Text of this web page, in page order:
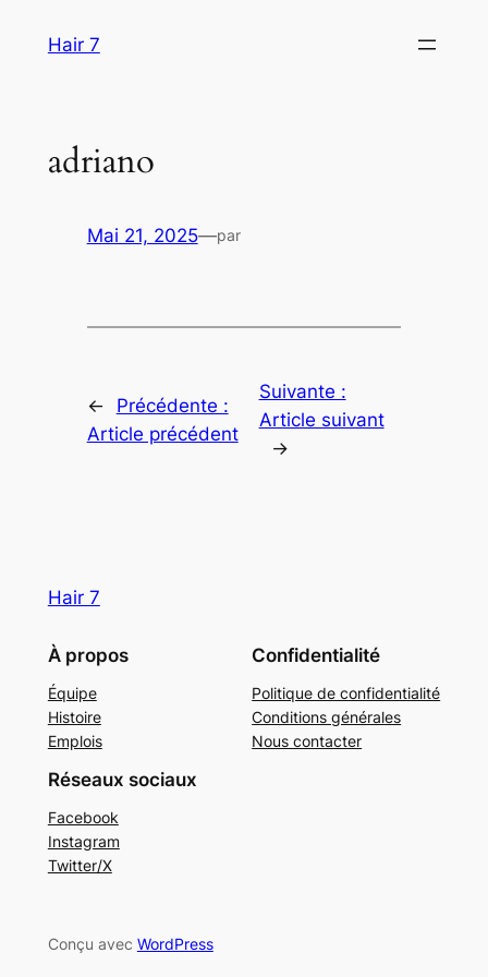
Hair 7
adriano
Mai 21, 2025—par
←
Précédente :
Article précédent
Suivante :
Article suivant
→
Hair 7
À propos
Équipe
Histoire
Emplois
Confidentialité
Politique de confidentialité
Conditions générales
Nous contacter
Réseaux sociaux
Facebook
Instagram
Twitter/X
Conçu avec WordPress